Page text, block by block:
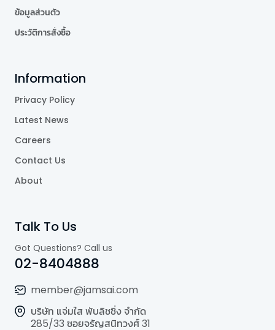
ข้อมูลส่วนตัว
ประวัติการสั่งซื้อ
Information
Privacy Policy
Latest News
Careers
Contact Us
About
Talk To Us
Got Questions? Call us
02-8404888
member@jamsai.com
บริษัท แจ่มใส พับลิชชิ่ง จำกัด
285/33 ซอยจรัญสนิทวงศ์ 31